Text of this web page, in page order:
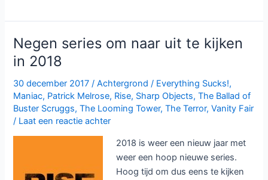
Rise
bij
Videoland
Negen series om naar uit te kijken
in 2018
30 december 2017/Achtergrond / Everything Sucks!,
Maniac, Patrick Melrose, Rise, Sharp Objects,The Ballad of
Buster Scruggs,The Looming Tower,The Terror,Vanity Fair
/ Laat een reactie achter
2018 is weer een nieuw jaar met
weer een hoop nieuwe series.
Hoog tijd om dus eens te kijken